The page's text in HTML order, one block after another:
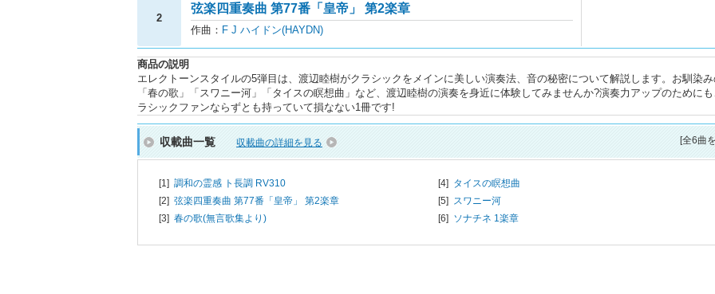
2
弦楽四重奏曲 第77番「皇帝」 第2楽章
作曲： F J ハイドン(HAYDN)
商品の説明
エレクトーンスタイルの5弾目は、渡辺睦樹がクラシックをメインに美しい演奏法、音の秘密について解説します。お馴染
「春の歌」「スワニー河」「タイスの瞑想曲」など、渡辺睦樹の演奏を身近に体験してみませんか?演奏力アップのために
ラシックファンならずとも持っていて損なない1冊です!
収載曲一覧 収載曲の詳細を見る [全6曲
[1] 調和の霊感 ト長調 RV310
[2] 弦楽四重奏曲 第77番「皇帝」 第2楽章
[3] 春の歌(無言歌集より)
[4] タイスの瞑想曲
[5] スワニー河
[6] ソナチネ 1楽章